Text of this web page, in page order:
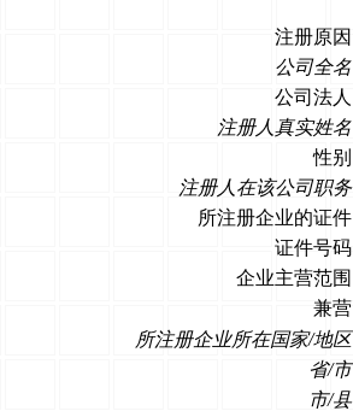
注册原因
公司全名
公司法人
注册人真实姓名
性别
注册人在该公司职务
所注册企业的证件
证件号码
企业主营范围
兼营
所注册企业所在国家/地区
省/市
市/县